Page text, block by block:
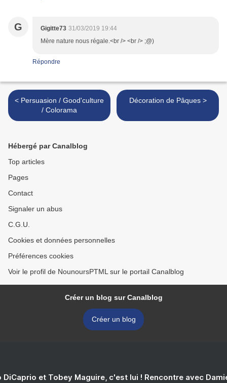
G Gigitte73 31/03/2019 19:44
Mère nature nous régale.<br /> <br /> ;@)
Répondre
< Persuasion / Good'culture
/ Colorama
Décoration de Pâques >
Hébergé par Canalblog
Top articles
Pages
Contact
Signaler un abus
C.G.U.
Cookies et données personnelles
Préférences cookies
Voir le profil de NounoursPTML sur le portail Canalblog
Créer un blog sur Canalblog
Créer un blog
DiCaprio et Tobey Maguire, c'est lui ! Rencontre avec